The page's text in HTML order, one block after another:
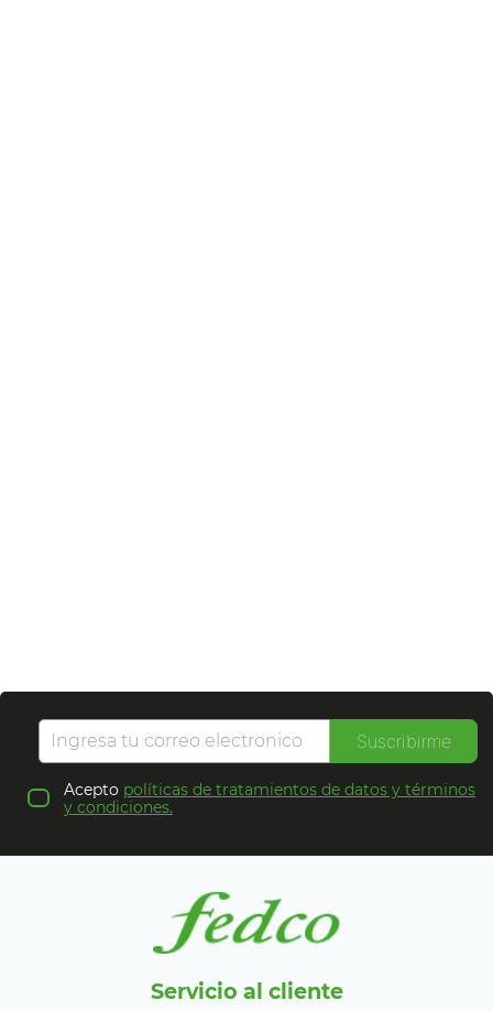
Suscribirme
Acepto políticas de tratamientos de datos y términos
y condiciones.
Servicio al cliente